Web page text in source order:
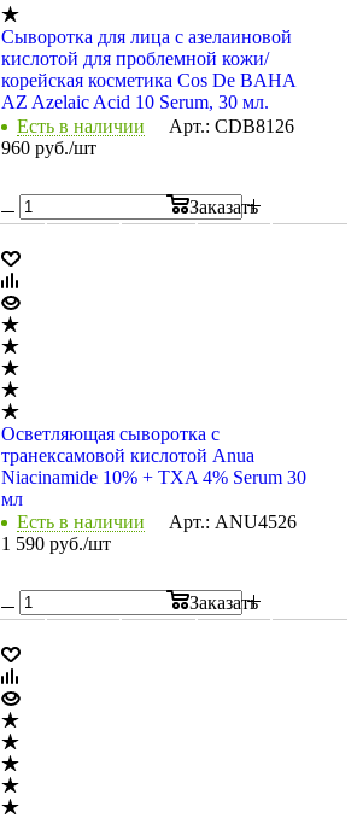
Сыворотка для лица с азелаиновой
кислотой для проблемной кожи/
корейская косметика Cos De BAHA
AZ Azelaic Acid 10 Serum, 30 мл.
Есть в наличии
Арт.: CDB8126
960 руб./шт
Заказать
Осветляющая сыворотка с
транексамовой кислотой Anua
Niacinamide 10% + TXA 4% Serum 30
мл
Есть в наличии
Арт.: ANU4526
1 590 руб./шт
Заказать